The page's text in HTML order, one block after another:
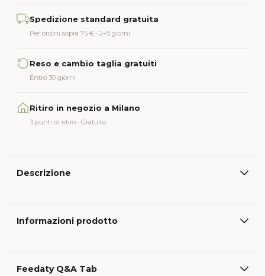
Spedizione standard gratuita
Per ordini sopra 75 € · 2–5 giorni
Reso e cambio taglia gratuiti
Entro 30 giorni
Ritiro in negozio a Milano
3 punti di ritiro · Gratuito
Descrizione
Informazioni prodotto
Feedaty Q&A Tab